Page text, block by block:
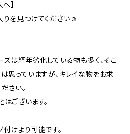
】
りを見つけてください☺️
ズは経年劣化している物も多く、そこ
思っていますが、キレイな物をお求
さい。
ございます。
けより可能です。